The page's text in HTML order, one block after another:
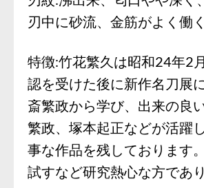
刃中に砂流、金筋がよく働く
特徴:竹花繁久は昭和24年2
認を受けた後に新作名刀展
斎繁政から学び、出来の良
繁政、塚本起正などが活躍
事な作品を残しております
試すなど研究熱心な方であり